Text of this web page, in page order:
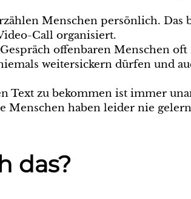
Menschen persönlich.
Call organisiert.
offenbaren Menschen
weitersickern dürfen und
Text zu bekommen ist immer
Menschen haben leider nie
das?